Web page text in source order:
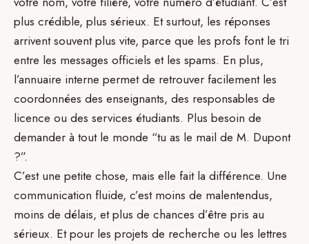
plus crédible, plus sérieux. Et surtout, les réponses
arrivent souvent plus vite, parce que les profs font le tri
entre les messages officiels et les spams. En plus,
l’annuaire interne permet de retrouver facilement les
coordonnées des enseignants, des responsables de
licence ou des services étudiants. Plus besoin de
demander à tout le monde “tu as le mail de M. Dupont
?”.
C’est une petite chose, mais elle fait la différence. Une
communication fluide, c’est moins de malentendus,
moins de délais, et plus de chances d’être pris au
sérieux. Et pour les projets de recherche ou les lettres